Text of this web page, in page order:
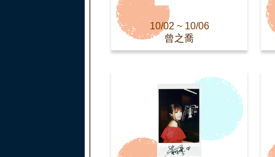
10/02 ~ 10/06
曾之喬